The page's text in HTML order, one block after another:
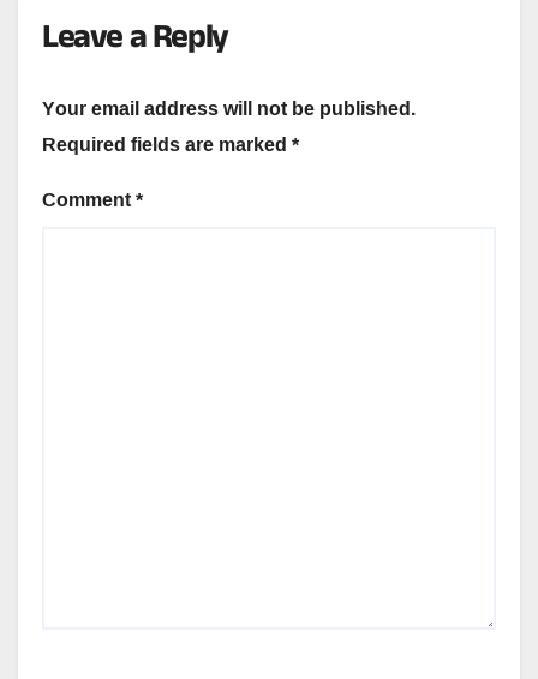
Leave a Reply
Your email address will not be published.
Required fields are marked*
Comment*